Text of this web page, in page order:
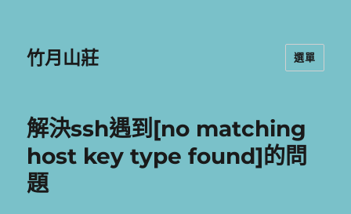
竹月山莊 選單
解決ssh遇到[no matching
host key type found]的問
題